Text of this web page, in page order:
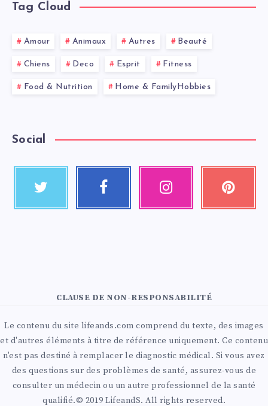
Tag Cloud
Amour Animaux Autres Beauté
Chiens Deco Esprit Fitness
Food & Nutrition Home & FamilyHobbies
Social
CLAUSE DE NON-RESPONSABILITÉ
Le contenu du site lifeands.com comprend du texte, des images
et d'autres éléments à titre de référence uniquement. Ce contenu
n'est pas destiné à remplacer le diagnostic médical. Si vous avez
des questions sur des problèmes de santé, assurez-vous de
consulter un médecin ou un autre professionnel de la santé
qualifié.© 2019 LifeandS. All rights reserved.